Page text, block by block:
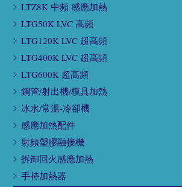
LTZ8K 中頻 感應加熱
LTG50K LVC 高頻
LTG120K LVC 超高頻
LTG400K LVC 超高頻
LTG600K 超高頻
鋼管/射出機/模具加熱
冰水/常溫-冷卻機
感應加熱配件
射頻塑膠融接機
拆卸回火感應加熱
手持加熱器